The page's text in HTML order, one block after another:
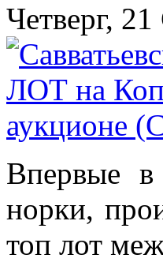
Четверг,
Впервые в
норки,
топ лот